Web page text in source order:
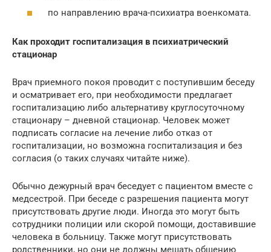
по направлению врача-психиатра военкомата.
Как проходит госпитализация в психиатрический
стационар
Врач приемного покоя проводит с поступившим беседу
и осматривает его, при необходимости предлагает
госпитализацию либо альтернативу круглосуточному
стационару – дневной стационар. Человек может
подписать согласие на лечение либо отказ от
госпитализации, но возможна госпитализация и без
согласия (о таких случаях читайте ниже).
Обычно дежурный врач беседует с пациентом вместе с
медсестрой. При беседе с разрешения пациента могут
присутствовать другие люди. Иногда это могут быть
сотрудники полиции или скорой помощи, доставившие
человека в больницу. Также могут присутствовать
родственники, но они не должны мешать общению